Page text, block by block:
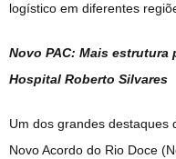
logístico em diferentes
Novo PAC: Mais estrutura
Hospital Roberto Silvares
Um dos grandes destaques
Novo Acordo do Rio Doce